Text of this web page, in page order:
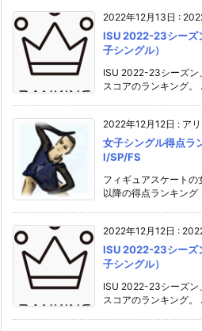
2022年12月13日 :
ISU 2022-23シーズ
子シングル）
ISU 2022-23シーズン
スコアのランキング。
2022年12月12日 : ア
女子シングル得点
l/SP/FS
フィギュアスケート
以降の得点ランキング
2022年12月12日 :
ISU 2022-23シーズ
子シングル）
ISU 2022-23シーズン
スコアのランキング。